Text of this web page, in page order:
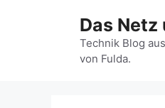
Das Netz
Technik Blog
von Fulda.